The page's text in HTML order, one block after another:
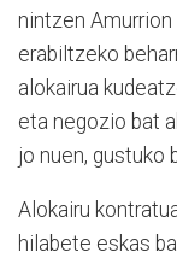
nintzen
erabiltzeko
alokairua
eta negozio bat
jo nuen, gustuko
Alokairu
hilabete eskas